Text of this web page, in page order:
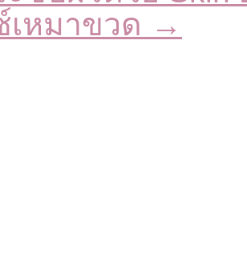
เหมาขวด →